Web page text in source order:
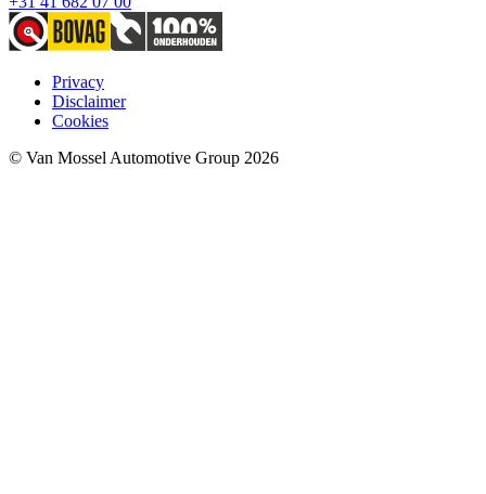
Privacy
Disclaimer
Cookies
© Van Mossel Automotive Group 2026